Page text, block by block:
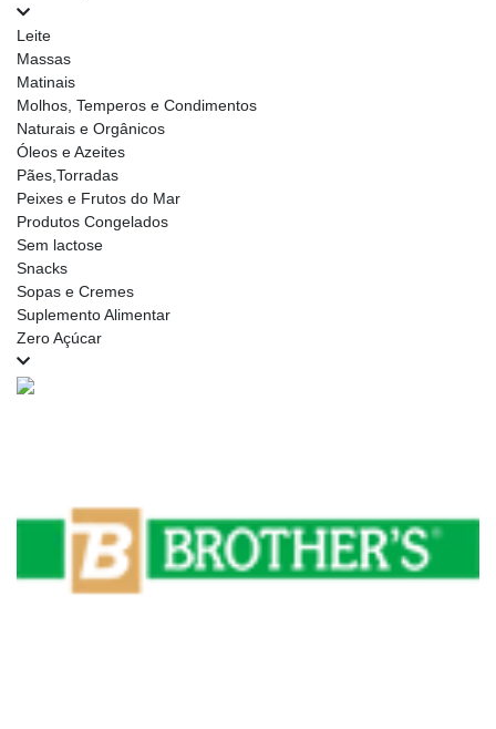
Leite
Massas
Matinais
Molhos, Temperos e Condimentos
Naturais e Orgânicos
Óleos e Azeites
Pães,Torradas
Peixes e Frutos do Mar
Produtos Congelados
Sem lactose
Snacks
Sopas e Cremes
Suplemento Alimentar
Zero Açúcar